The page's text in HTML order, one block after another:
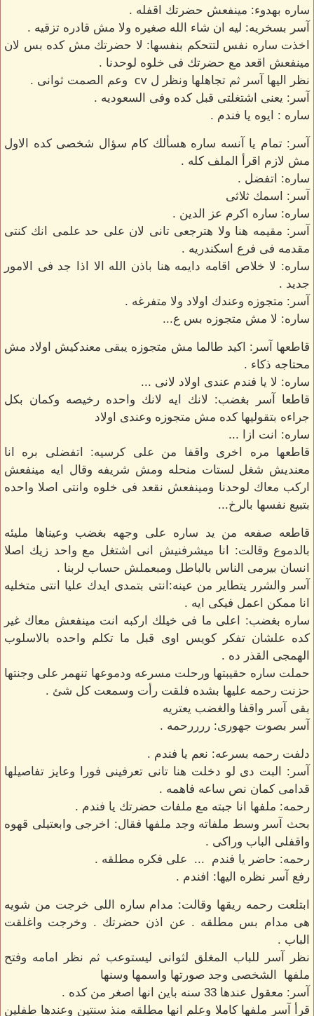
ساره بهدوء: مينفعش حضرتك اقفله .
آسر بسخريه: ليه ان شاء الله صغيره ولا مش قادره تزقيه .
اخذت ساره نفس لتتحكم بنفسها: لا حضرتك مش كده بس لان
مينفعش اقعد مع حضرتك فى خلوه لوحدنا .
نظر اليها آسر ثم تجاهلها ونظر ل cv وعم الصمت ثوانى .
آسر: يعنى اشتغلتى قبل كده وفى السعوديه .
ساره : ايوه يا فندم .
آسر: تمام يا آنسه ساره هسألك كام سؤال شخصى كده الاول
مش لازم اقرأ الملف كله .
ساره: اتفضل .
آسر: اسمك ثلاثى
ساره: ساره اكرم عز الدين .
آسر: مقيمه هنا ولا هترجعى تانى لان على حد علمى انك كنتى
مقدمه فى فرع اسكندريه .
ساره: لا خلاص اقامه دايمه هنا باذن الله الا اذا جد فى الامور
جديد .
آسر: متجوزه وعندك اولاد ولا متفرغه .
ساره: لا مش متجوزه بس ع...
قاطعها آسر: اكيد طالما مش متجوزه يبقى معندكيش اولاد مش
محتاجه ذكاء .
ساره: لا يا فندم عندى اولاد لانى ...
قاطعا آسر بغضب: لانك ايه لانك واحده رخيصه وكمان بكل
جراءه بتقوليها كده مش متجوزه وعندى اولاد
ساره: انت ازا ...
قاطعها مره اخرى واقفا من على كرسيه: اتفضلى بره انا
معنديش شغل لستات منحله ومش شريفه وقال ايه مينفعش
اركب معاك لوحدنا ومينفعش نقعد فى خلوه وانتى اصلا واحده
بتبيع نفسها بالرخ...
قاطعه صفعه من يد ساره على وجهه بغضب وعيناها مليئه
بالدموع وقالت: انا ميشرفنيش انى اشتغل مع واحد زيك اصلا
انسان بيرمى الناس بالباطل ومبعملش حساب لربنا .
آسر والشرر يتطاير من عينه:انتى بتمدى ايدك عليا انتى متخليه
انا ممكن اعمل فيكى ايه .
ساره بغضب: اعلى ما فى خيلك اركبه انت مينفعش معاك غير
كده علشان تفكر كويس اوى قبل ما تكلم واحده بالاسلوب
الهمجى القذر ده .
حملت ساره حقيبتها ورحلت مسرعه ودموعها تنهمر على وجنتها
حزنت رحمه عليها بشده فلقت رأت وسمعت كل شئ .
بقى آسر واقفا والغضب يعتريه
آسر بصوت جهورى: ررررحمه .
دلفت رحمه بسرعه: نعم يا فندم .
آسر: البت دى لو دخلت هنا تانى تعرفينى فورا وعايز تفاصيلها
قدامى كمان نص ساعه فاهمه .
رحمه: ملفها انا جبته مع ملفات حضرتك يا فندم .
بحث آسر وسط ملفاته وجد ملفها فقال: اخرجى وابعتيلى قهوه
واقفلى الباب وراكى .
رحمه: حاضر يا فندم ... على فكره مطلقه .
رفع آسر نظره اليها: افندم .
ابتلعت رحمه ريقها وقالت: مدام ساره اللى خرجت من شويه
هى مدام بس مطلقه . عن اذن حضرتك . وخرجت واغلقت
الباب .
نظر آسر للباب المغلق لثوانى ليستوعب ثم نظر امامه وفتح
ملفها الشخصى وجد صورتها واسمها وسنها
آسر: معقول عندها 33 سنه باين انها اصغر من كده .
قرأ آسر ملفها كاملا وعلم انها مطلقه منذ سنتين وعندها طفلين